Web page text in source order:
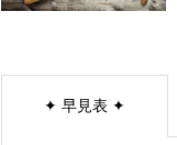
✦ 早見表 ✦